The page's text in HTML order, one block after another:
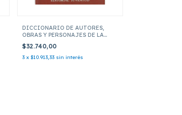
DICCIONARIO DE AUTORES,
OBRAS Y PERSONAJES DE LA
$32.740,00
3 x $10.913,33 sin interés